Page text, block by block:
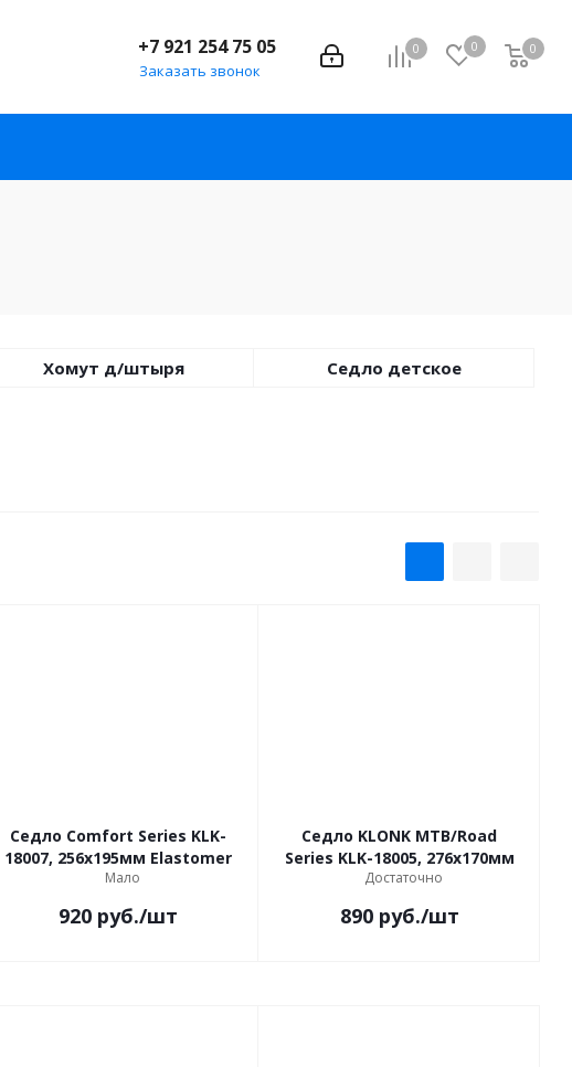
0 0 0
+7 921 254 75 05
Заказать звонок
Хомут д/штыря
Седло детское
Седло Comfort Series KLK-
18007, 256х195мм Elastomer
Мало
920руб./шт
Седло KLONK MTB/Road
Series KLK-18005, 276х170мм
Достаточно
890руб./шт